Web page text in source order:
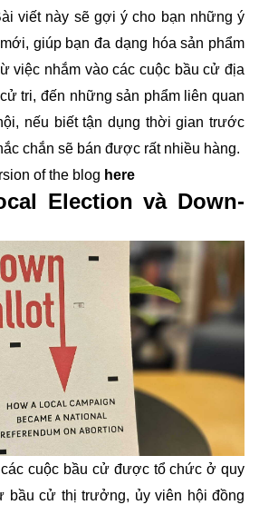
viết này sẽ gợi ý cho bạn những ý
giúp bạn đa dạng hóa sản phẩm
việc nhắm vào các cuộc bầu cử địa
tri, đến những sản phẩm liên quan
nếu biết tận dụng thời gian trước
chắn sẽ bán được rất nhiều hàng.
of the blog here
Election và Down-
cuộc bầu cử được tổ chức ở quy
bầu cử thị trưởng, ủy viên hội đồng